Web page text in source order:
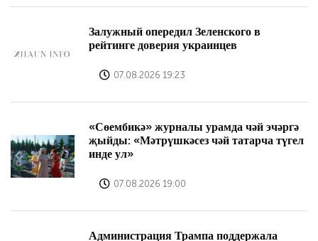
Залужный опередил Зеленского в
рейтинге доверия украинцев
07.08.2026 19:23
«Сөембикә» журналы урамда чәй эчәргә
җыйды: «Мәтрүшкәсез чәй татарча түгел
инде ул»
07.08.2026 19:00
Администрация Трампа поддержала